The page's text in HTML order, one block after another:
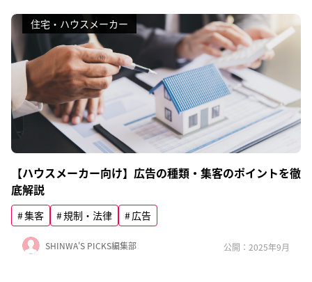
住宅・ハウスメーカー
【ハウスメーカー向け】広告の種類・集客のポイントを徹
底解説
集客 規制・法律 広告
SHINWA'S PICKS編集部 公開：2025年9月